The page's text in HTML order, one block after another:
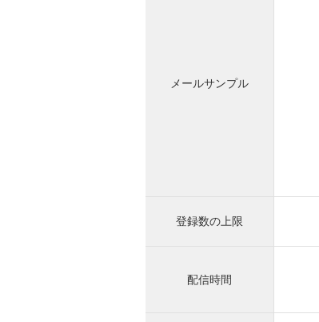
メールサンプル
登録数の上限
配信時間